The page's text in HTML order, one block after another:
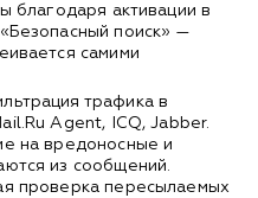
благодаря активации в
поиск» —
самими
трафика в
Agent, ICQ, Jabber.
на вредоносные и
из сообщений.
проверка пересылаемых